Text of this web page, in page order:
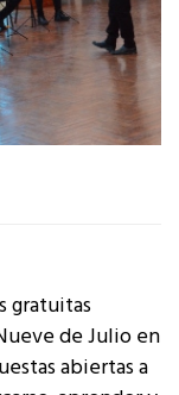
gratuitas
de Julio en
abiertas a